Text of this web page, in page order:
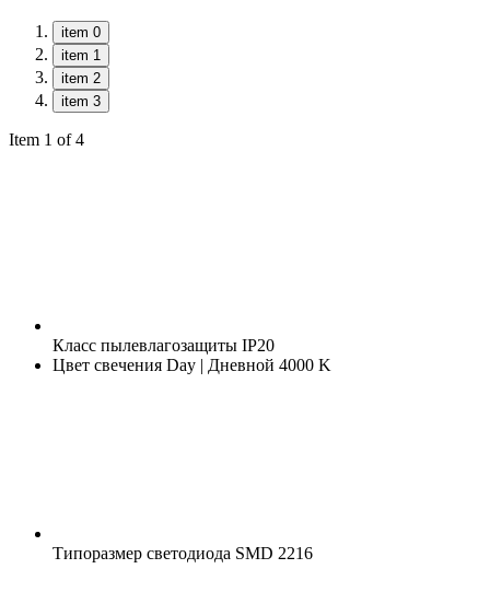
item 0
item 1
item 2
item 3
Item 1 of 4
Класс пылевлагозащиты IP20
Цвет свечения Day | Дневной 4000 K
Типоразмер светодиода SMD 2216